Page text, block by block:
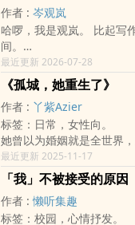
作者 : 岑观岚
哈啰，我是观岚。 比起写
间。
像是补习班窗外的雨声、
笑容背后，那些没说出口
虽然有时候觉得生活很烦
能稍微冷静一点了。
这里是我存放这些心情的
起聊聊这些日常里的奇迹？
最近更新 2026-07-28
《孤城，她重生了》
作者 : 丫紫Azier
标签：日常，女性向。
她曾以为婚姻就是全世界
从来不是别人，而是自己。
程若溪，失去了依靠、没
背后，是心机满满的职场
善良和敏锐的观察力。
在孤独的城市里，她学会
最近更新 2025-11-17
「我」不被接受的原因
作者 :懒听集趣
标签：校园，心情抒发。